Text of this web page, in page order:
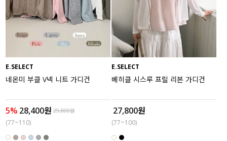
E.SELECT
네온미 부클 V넥 니트 가디건
5% 28,400원 29,800원
(77~110)
E.SELECT
베히클 시스루 프릴 리본 가디건
27,800원
(77~100)